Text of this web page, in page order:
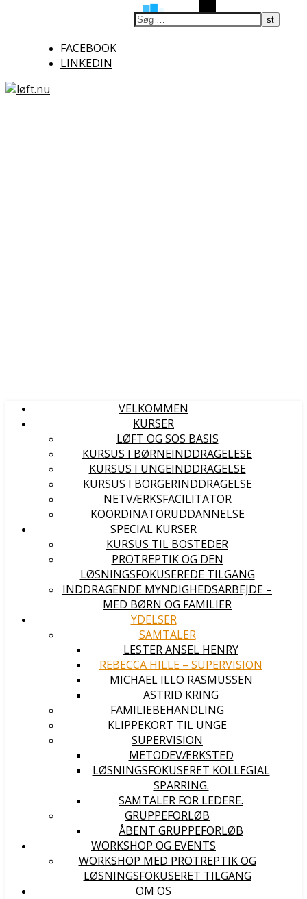
FACEBOOK
LINKEDIN
VELKOMMEN
KURSER
LØFT OG SOS BASIS
KURSUS I BØRNEINDDRAGELESE
KURSUS I UNGEINDDRAGELSE
KURSUS I BORGERINDDRAGELSE
NETVÆRKSFACILITATOR
KOORDINATORUDDANNELSE
SPECIAL KURSER
KURSUS TIL BOSTEDER
PROTREPTIK OG DEN
LØSNINGSFOKUSEREDE TILGANG
INDDRAGENDE MYNDIGHEDSARBEJDE –
MED BØRN OG FAMILIER
YDELSER
SAMTALER
LESTER ANSEL HENRY
REBECCA HILLE – SUPERVISION
MICHAEL ILLO RASMUSSEN
ASTRID KRING
FAMILIEBEHANDLING
KLIPPEKORT TIL UNGE
SUPERVISION
METODEVÆRKSTED
LØSNINGSFOKUSERET KOLLEGIAL
SPARRING.
SAMTALER FOR LEDERE.
GRUPPEFORLØB
ÅBENT GRUPPEFORLØB
WORKSHOP OG EVENTS
WORKSHOP MED PROTREPTIK OG
LØSNINGSFOKUSERET TILGANG
OM OS